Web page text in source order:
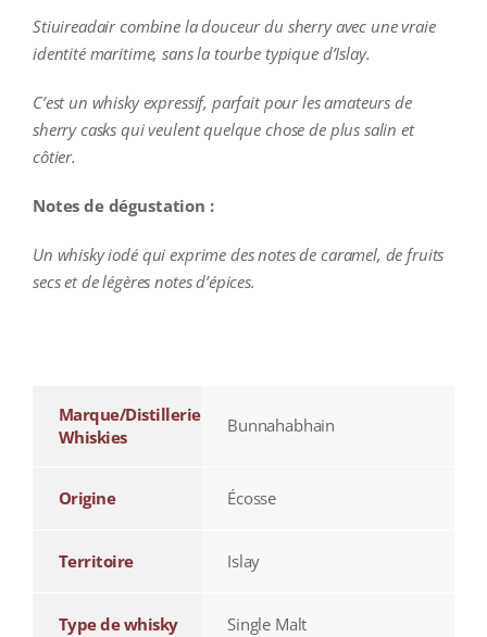
Stiuireadair combine la douceur du sherry avec une vraie
identité maritime, sans la tourbe typique d’Islay.
C’est un whisky expressif, parfait pour les amateurs de
sherry casks qui veulent quelque chose de plus salin et
côtier.
Notes de dégustation :
Un whisky iodé qui exprime des notes de caramel, de fruits
secs et de légères notes d’épices.
Marque/Distillerie
Whiskies
Bunnahabhain
Origine Écosse
Territoire Islay
Type de whisky Single Malt